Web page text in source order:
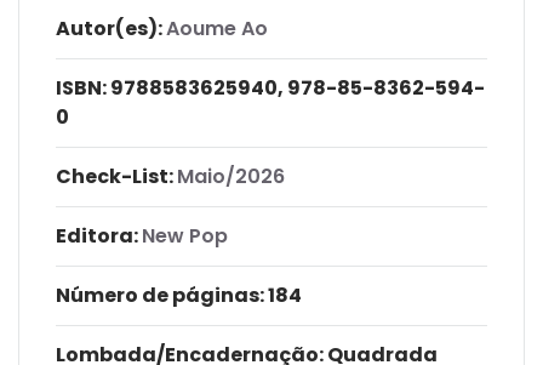
Autor(es):Aoume Ao
ISBN:9788583625940, 978-85-8362-594-
0
Check-List:Maio/2026
Editora:New Pop
Número de páginas: 184
Lombada/Encadernação: Quadrada